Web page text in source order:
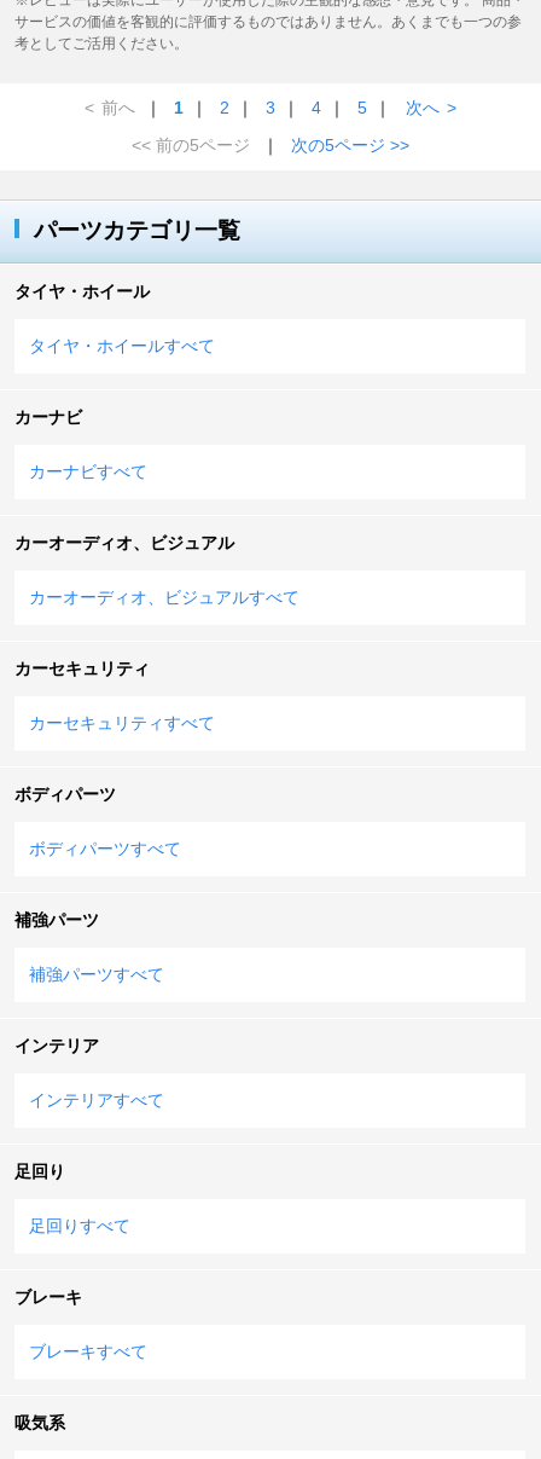
サービスの価値を客観的に評価するものではありません。あくまでも一つの参
考としてご活用ください。
< 前へ ｜ 1 ｜ 2 ｜ 3 ｜ 4 ｜ 5 ｜ 次へ >
<< 前の5ページ
｜ 次の5ページ >>
パーツカテゴリ一覧
タイヤ・ホイール
タイヤ・ホイールすべて
カーナビ
カーナビすべて
カーオーディオ、ビジュアル
カーオーディオ、ビジュアルすべて
カーセキュリティ
カーセキュリティすべて
ボディパーツ
ボディパーツすべて
補強パーツ
補強パーツすべて
インテリア
インテリアすべて
足回り
足回りすべて
ブレーキ
ブレーキすべて
吸気系